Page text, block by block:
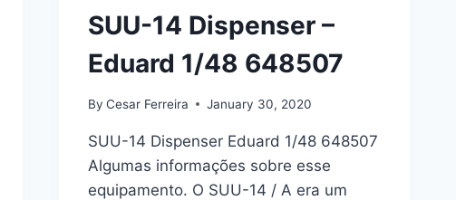
SUU-14 Dispenser –
Eduard 1/48 648507
By Cesar Ferreira January 30, 2020
SUU-14 Dispenser Eduard 1/48 648507
Algumas informações sobre esse
equipamento. O SUU-14 / A era um